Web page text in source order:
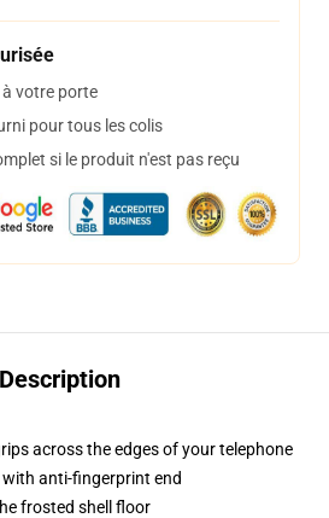
votre porte
pour tous les colis
si le produit n'est pas reçu
Description
across the edges of your telephone
anti-fingerprint end
frosted shell floor